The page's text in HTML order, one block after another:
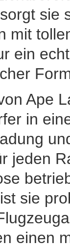
sie
mit
ein
Ape
in
jeden
sie
einen